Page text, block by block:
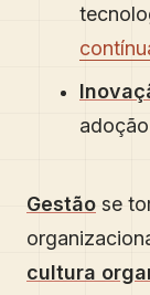
Gestão se
cultura